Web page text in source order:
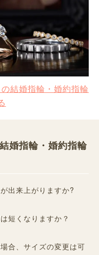
結婚指輪・婚約指輪
婚指輪・婚約指輪
出来上がりますか?
短くなりますか？
合、サイズの変更は可